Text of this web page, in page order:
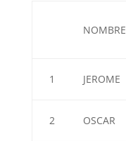
NOMBRE
1 JEROME
2 OSCAR